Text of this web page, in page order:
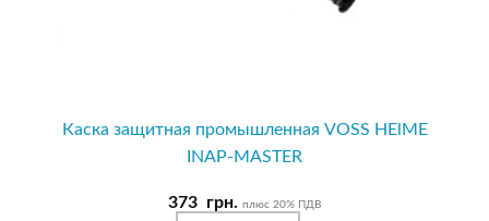
Каска защитная промышленная VOSS HElME
INAP-MASTER
373 грн. плюс 20% ПДВ